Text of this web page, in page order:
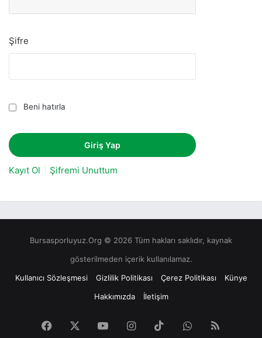
Şifre
Beni hatırla
Kayıt Ol Şifremi Unuttum
Bursasporluyuz.Org © 2026 Tüm hakları saklıdır, kaynak
gösterilmeden içerik kullanılamaz.
Kullanıcı Sözleşmesi
Gizlilik Politikası Çerez Politikası
Künye
Hakkımızda
İletişim
Facebook YouTubeInstagram
TikTokWhatsApp
RSS